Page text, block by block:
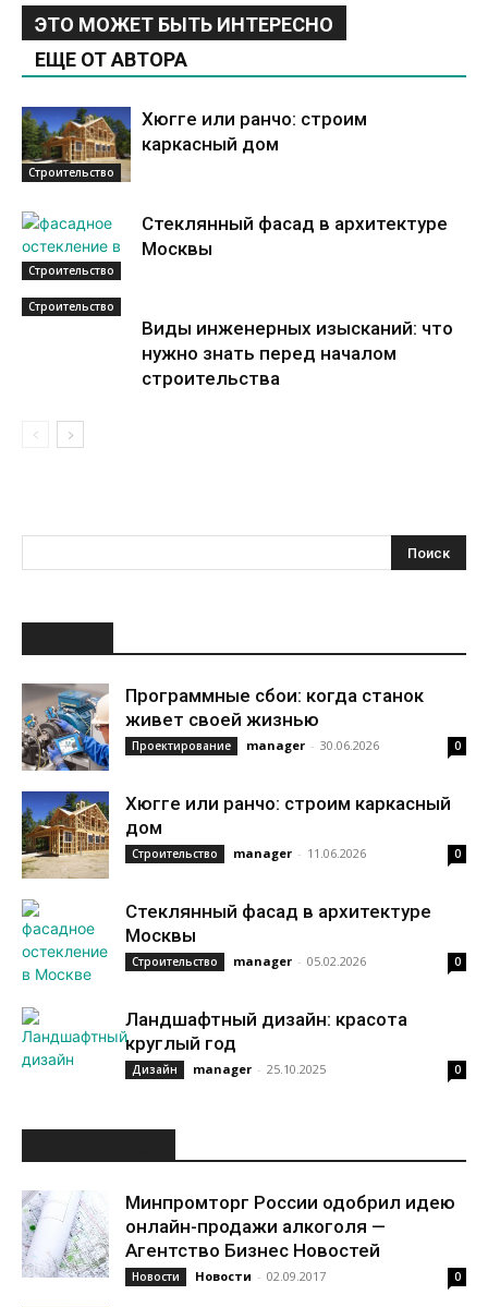
ЭТО МОЖЕТ БЫТЬ ИНТЕРЕСНО
ЕЩЕ ОТ АВТОРА
Строительство
Хюгге или ранчо: строим
каркасный дом
Строительство
Стеклянный фасад в архитектуре
Москвы
Строительство
Виды инженерных изысканий: что
нужно знать перед началом
строительства
Программные сбои: когда станок
живет своей жизнью
Проектирование manager - 30.06.2026 0
Хюгге или ранчо: строим каркасный
дом
Строительство manager - 11.06.2026 0
Стеклянный фасад в архитектуре
Москвы
Строительство manager - 05.02.2026 0
Ландшафтный дизайн: красота
круглый год
Дизайн manager - 25.10.2025 0
Минпромторг России одобрил идею
онлайн-продажи алкоголя —
Агентство Бизнес Новостей
Новости Новости - 02.09.2017 0